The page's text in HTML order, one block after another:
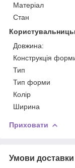
Матеріал
Стан
Довжина:
Конструкція
Тип
Тип форми
Колір
Ширина
Приховати
Умови доставки